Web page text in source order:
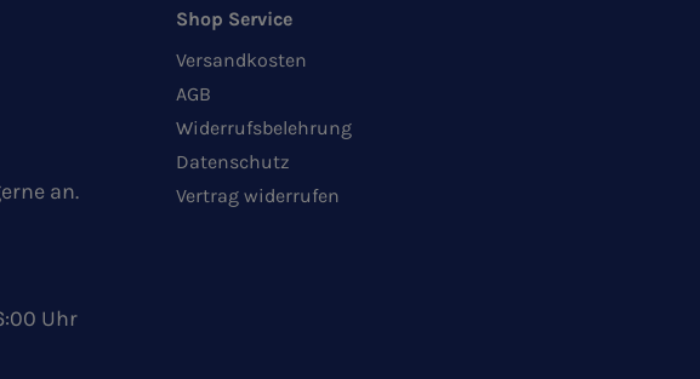
an.
Uhr
Shop Service
Versandkosten
AGB
Widerrufsbelehrung
Datenschutz
Vertrag widerrufen